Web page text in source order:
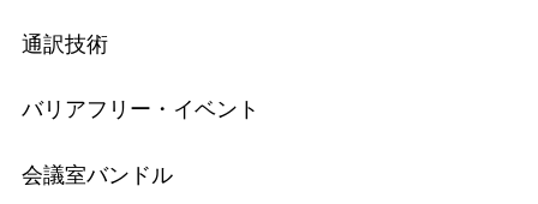
通訳技術
バリアフリー・イベント
会議室バンドル